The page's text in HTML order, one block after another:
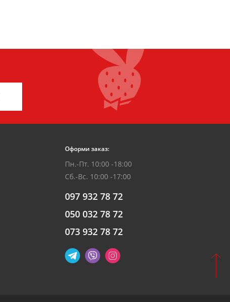
Оформи заказ:
Пн.-Пт. 10:00 -18:00
Сб.-Вс. 10:00 -17:00
097 932 78 72
050 032 78 72
073 932 78 72